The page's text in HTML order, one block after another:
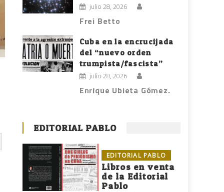
julio 28, 2026
Frei Betto
Cuba en la encrucijada
del “nuevo orden
trumpista/fascista”
julio 28, 2026
Enrique Ubieta Gómez.
EDITORIAL PABLO
EDITORIAL PABLO
Libros en venta
de la Editorial
Pablo